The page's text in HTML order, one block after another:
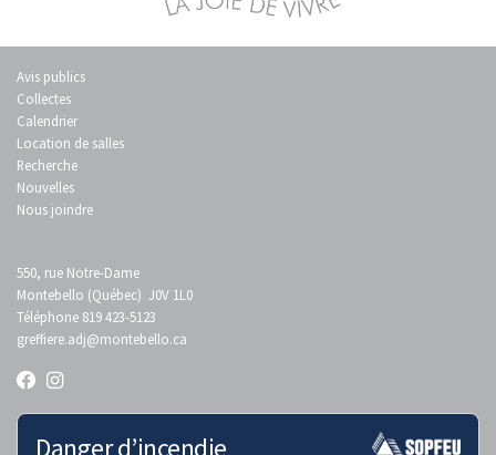
Avis publics
Collectes
Calendrier
Location de salles
Recherche
Nouvelles
Nous joindre
550, rue Notre-Dame
Montebello (Québec) J0V 1L0
Téléphone 819 423-5123
greffiere.adj@montebello.ca
Danger d’incendie